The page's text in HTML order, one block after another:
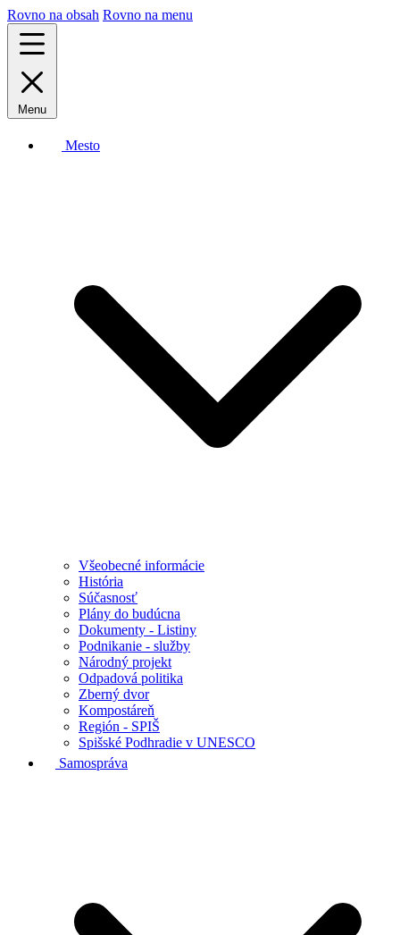
Rovno na obsah Rovno na menu
Menu
Mesto
Všeobecné informácie
História
Súčasnosť
Plány do budúcna
Dokumenty - Listiny
Podnikanie - služby
Národný projekt
Odpadová politika
Zberný dvor
Kompostáreň
Región - SPIŠ
Spišské Podhradie v UNESCO
Samospráva